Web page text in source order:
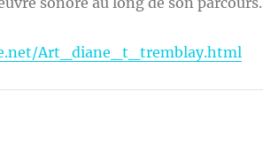
Art_diane_t_tremblay.html